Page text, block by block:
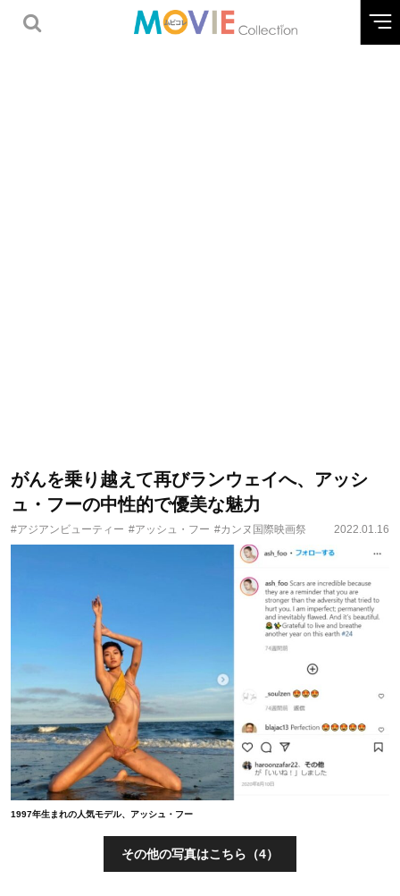
がんを乗り越えて再びランウェイへ、アッシ
ュ・フーの中性的で優美な魅力
#アジアンビューティー #アッシュ・フー #カンヌ国際映画祭 2022.01.16
1997年生まれの人気モデル、アッシュ・フー
その他の写真はこちら（4）